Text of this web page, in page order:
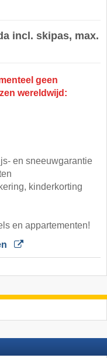
incl. skipas, max.
geen
wereldwijd:
en sneeuwgarantie
kinderkorting
en appartementen!